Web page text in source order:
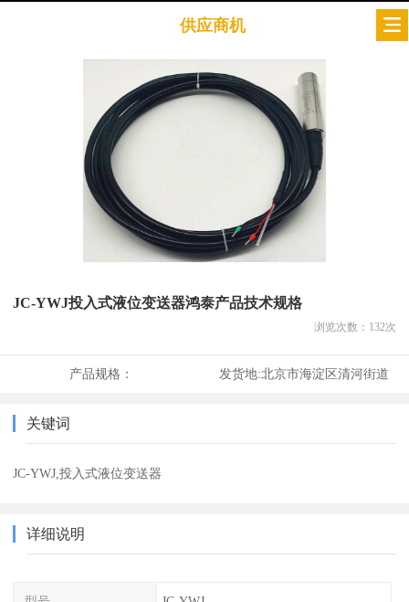
供应商机
JC-YWJ投入式液位变送器鸿泰产品技术规格
浏览次数： 132次
产品规格： 发货地:北京市海淀区清河街道
关键词
JC-YWJ,投入式液位变送器
详细说明